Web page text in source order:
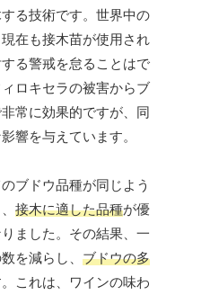
る技術です。世界中の
在も接木苗が使用され
る警戒を怠ることはで
ロキセラの被害からブ
常に効果的ですが、同
響を与えています。
ブドウ品種が同じよう
接木に適した品種が優
ました。その結果、一
を減らし、 ブドウの多
これは、ワインの味わ